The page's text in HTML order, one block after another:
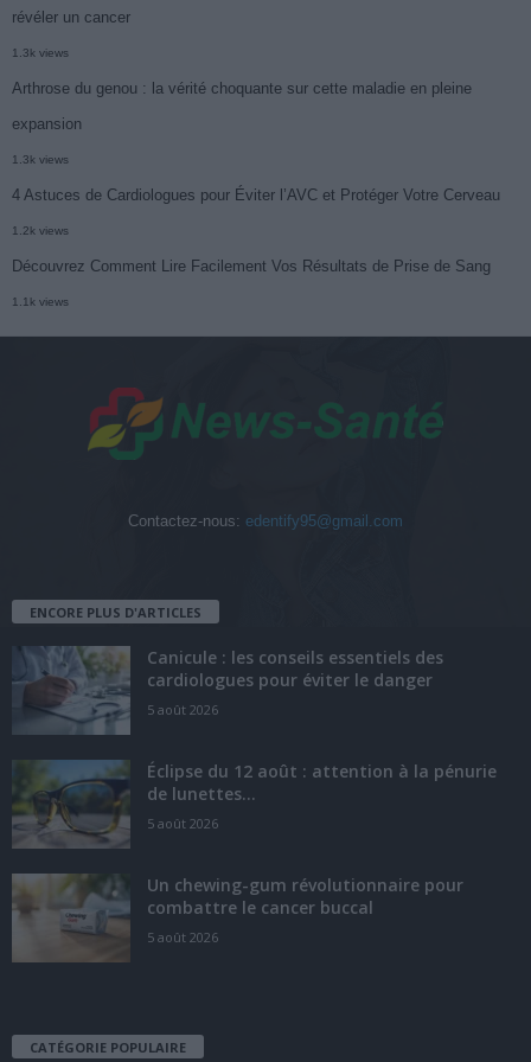
révéler un cancer
1.3k views
Arthrose du genou : la vérité choquante sur cette maladie en pleine
expansion
1.3k views
4 Astuces de Cardiologues pour Éviter l’AVC et Protéger Votre Cerveau
1.2k views
Découvrez Comment Lire Facilement Vos Résultats de Prise de Sang
1.1k views
Contactez-nous: edentify95@gmail.com
ENCORE PLUS D'ARTICLES
Canicule : les conseils essentiels des
cardiologues pour éviter le danger
5 août 2026
Éclipse du 12 août : attention à la pénurie
de lunettes...
5 août 2026
Un chewing-gum révolutionnaire pour
combattre le cancer buccal
5 août 2026
CATÉGORIE POPULAIRE